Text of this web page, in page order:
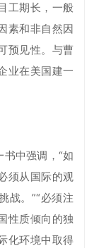
工期长，一般
素和非自然因
预见性。与曹
业在美国建一
中强调，“如
须从国际的观
战。”“必须注
性质倾向的独
化环境中取得